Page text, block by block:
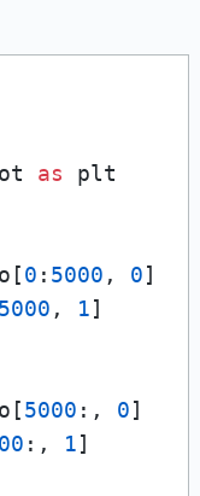
as plt
0 : 5000 , 0]
5000 , 1]
5000 :, 0]
:, 1]